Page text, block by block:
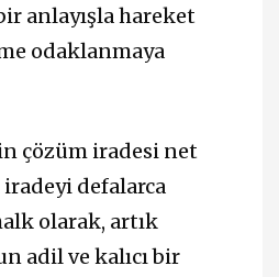
anlayışla hareket
odaklanmaya
çözüm iradesi net
iradeyi defalarca
olarak, artık
adil ve kalıcı bir